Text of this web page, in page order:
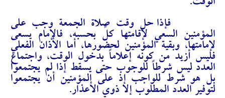
الوقت.
فإذا حل وقت صلاة الجمعة وجب على
المؤمنين السعي لإقامتها كلٍّ بحسبه، فالإمام يسعى
لإمامتها، وبقية المؤمنين لحضورها، أما الأذان الفعلي
فليس أزيد من كونه إعلاماً بدخول الوقت، واجتماع
العدد ليس شرطاً للوجوب حتى يسقط إذا لم يجتمعوا
بل هو شرط للواجب إذ على المؤمنين أن يجتمعوا
لتوفير العدد المطلوب إلا ذوي الأعذار.